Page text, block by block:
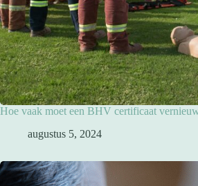
Hoe vaak moet een BHV certificaat
augustus 5, 2024